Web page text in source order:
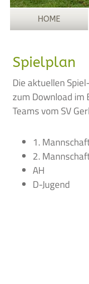
HOME
Spielplan
Die aktuellen
zum Download im
Teams vom SV
1.
2.
AH
D-Jugend